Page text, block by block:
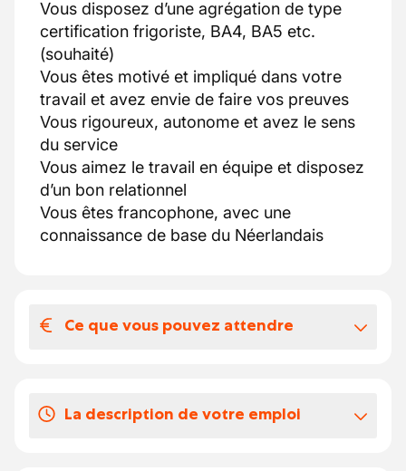
Vous disposez d’une agrégation de type
certification frigoriste, BA4, BA5 etc.
(souhaité)
Vous êtes motivé et impliqué dans votre
travail et avez envie de faire vos preuves
Vous rigoureux, autonome et avez le sens
du service
Vous aimez le travail en équipe et disposez
d’un bon relationnel
Vous êtes francophone, avec une
connaissance de base du Néerlandais
Ce que vous pouvez attendre
Un contrat à durée indéterminée à temps
La description de votre emploi